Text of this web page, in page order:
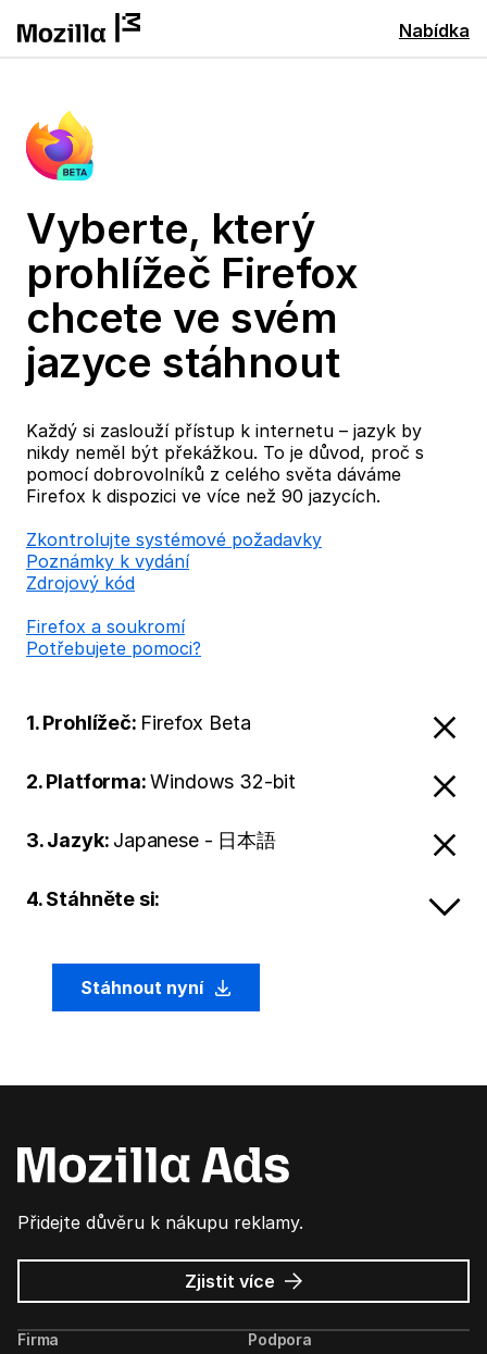
Nabídka
Vyberte, který
prohlížeč Firefox
chcete ve svém
jazyce stáhnout
Každý si zaslouží přístup k internetu – jazyk by
nikdy neměl být překážkou. To je důvod, proč s
pomocí dobrovolníků z celého světa dáváme
Firefox k dispozici ve více než 90 jazycích.
Zkontrolujte systémové požadavky
Poznámky k vydání
Zdrojový kód
Firefox a soukromí
Potřebujete pomoci?
1. Prohlížeč: Firefox Beta
2. Platforma:Windows 32-bit
3. Jazyk: Japanese - 日本語
4. Stáhněte si:
Stáhnout nyní
Přidejte důvěru k nákupu reklamy.
Zjistit více o
Mozilla
Ads
Firma Podpora